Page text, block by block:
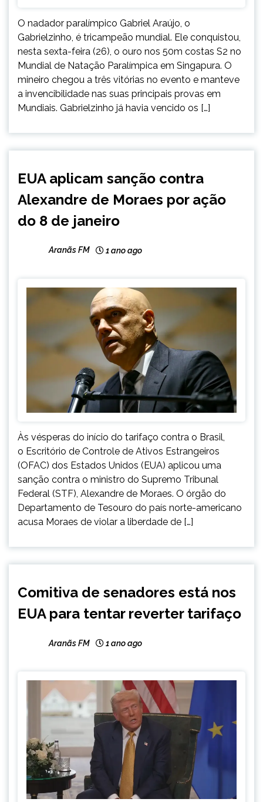
O nadador paralímpico Gabriel Araújo, o
Gabrielzinho, é tricampeão mundial. Ele conquistou,
nesta sexta-feira (26), o ouro nos 50m costas S2 no
Mundial de Natação Paralímpica em Singapura. O
mineiro chegou a três vitórias no evento e manteve
a invencibilidade nas suas principais provas em
Mundiais. Gabrielzinho já havia vencido os […]
INTERNACIONAL
NOTÍCIAS
EUA aplicam sanção contra
Alexandre de Moraes por ação
do 8 de janeiro
Aranãs FM 1 ano ago
Às vésperas do início do tarifaço contra o Brasil,
o Escritório de Controle de Ativos Estrangeiros
(OFAC) dos Estados Unidos (EUA) aplicou uma
sanção contra o ministro do Supremo Tribunal
Federal (STF), Alexandre de Moraes. O órgão do
Departamento de Tesouro do país norte-americano
acusa Moraes de violar a liberdade de […]
INTERNACIONAL
NOTÍCIAS
Comitiva de senadores está nos
EUA para tentar reverter tarifaço
Aranãs FM 1 ano ago